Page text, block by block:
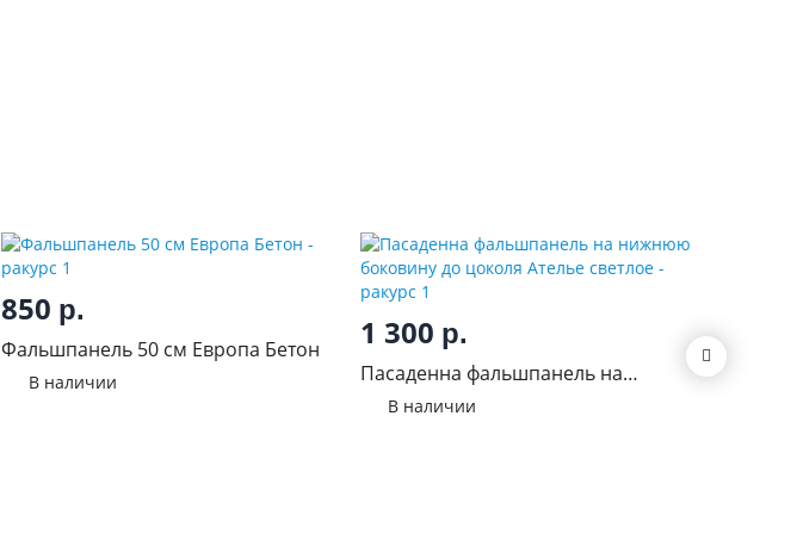
850 р.
Фальшпанель 50 см Европа Бетон
В наличии
1 300 р.
Пасаденна фальшпанель на
нижнюю боковину до цоколя Ателье
В наличии